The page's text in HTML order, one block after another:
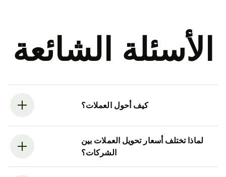
الأسئلة الشائعة
كيف أحول العملات؟
لماذا تختلف أسعار تحويل العملات بين
الشركات؟